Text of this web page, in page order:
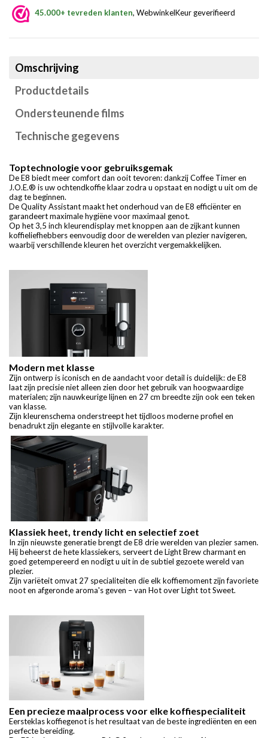
45.000+ tevreden klanten, WebwinkelKeur geverifieerd
Omschrijving
Productdetails
Ondersteunende films
Technische gegevens
Toptechnologie voor gebruiksgemak
De E8 biedt meer comfort dan ooit tevoren: dankzij Coffee Timer en
J.O.E.® is uw ochtendkoffie klaar zodra u opstaat en nodigt u uit om de
dag te beginnen.
De Quality Assistant maakt het onderhoud van de E8 efficiënter en
garandeert maximale hygiëne voor maximaal genot.
Op het 3,5 inch kleurendisplay met knoppen aan de zijkant kunnen
koffieliefhebbers eenvoudig door de werelden van plezier navigeren,
waarbij verschillende kleuren het overzicht vergemakkelijken.
Modern met klasse
Zijn ontwerp is iconisch en de aandacht voor detail is duidelijk: de E8
laat zijn precisie niet alleen zien door het gebruik van hoogwaardige
materialen; zijn nauwkeurige lijnen en 27 cm breedte zijn ook een teken
van klasse.
Zijn kleurenschema onderstreept het tijdloos moderne profiel en
benadrukt zijn elegante en stijlvolle karakter.
Klassiek heet, trendy licht en selectief zoet
In zijn nieuwste generatie brengt de E8 drie werelden van plezier samen.
Hij beheerst de hete klassiekers, serveert de Light Brew charmant en
goed getempereerd en nodigt u uit in de subtiel gezoete wereld van
plezier.
Zijn variëteit omvat 27 specialiteiten die elk koffiemoment zijn favoriete
noot en afgeronde aroma's geven – van Hot over Light tot Sweet.
Een precieze maalprocess voor elke koffiespecialiteit
Eersteklas koffiegenot is het resultaat van de beste ingrediënten en een
perfecte bereiding.